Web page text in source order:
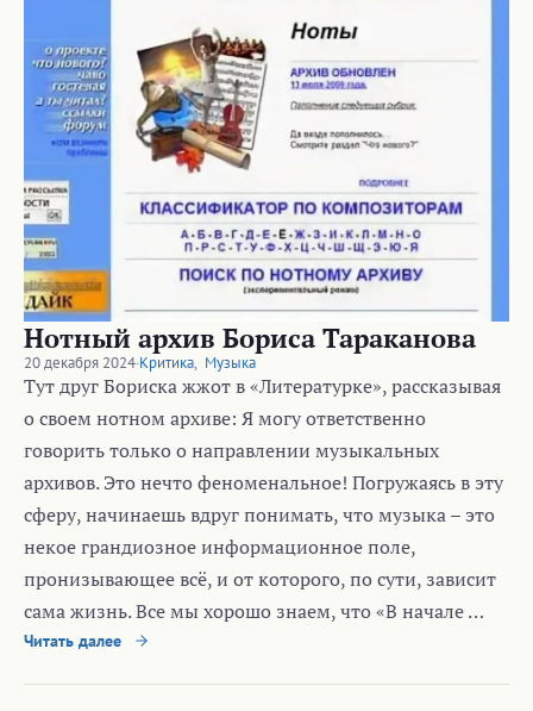
Нотный архив Бориса Тараканова
20 декабря 2024·Критика, Музыка
Тут друг Бориска жжот в «Литературке», рассказывая
о своем нотном архиве: Я могу ответственно
говорить только о направлении музыкальных
архивов. Это нечто феноменальное! Погружаясь в эту
сферу, начинаешь вдруг понимать, что музыка – это
некое грандиозное информационное поле,
пронизывающее всё, и от которого, по сути, зависит
сама жизнь. Все мы хорошо знаем, что «В начале …
Читать далее